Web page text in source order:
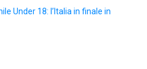
Under 18: l’Italia in finale in